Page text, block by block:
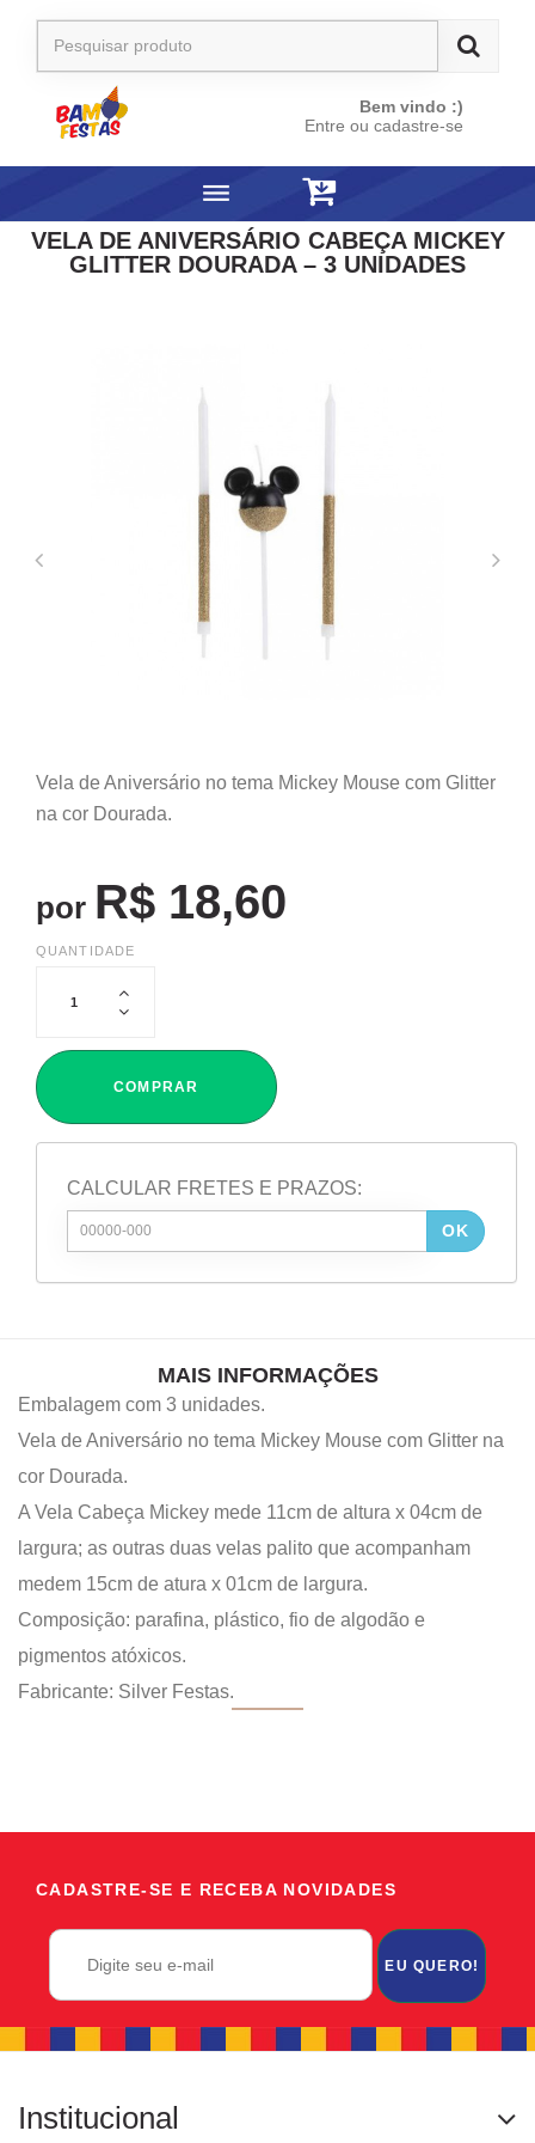
Bem vindo :)
Entre ou cadastre-se
VELA DE ANIVERSÁRIO CABEÇA MICKEY
GLITTER DOURADA – 3 UNIDADES
Vela de Aniversário no tema Mickey Mouse com Glitter
na cor Dourada.
por R$ 18,60
QUANTIDADE
COMPRAR
CALCULAR FRETES E PRAZOS:
OK
MAIS INFORMAÇÕES
Embalagem com 3 unidades.
Vela de Aniversário no tema Mickey Mouse com Glitter na
cor Dourada.
A Vela Cabeça Mickey mede 11cm de altura x 04cm de
largura; as outras duas velas palito que acompanham
medem 15cm de atura x 01cm de largura.
Composição: parafina, plástico, fio de algodão e
pigmentos atóxicos.
Fabricante: Silver Festas.
CADASTRE-SE E RECEBA NOVIDADES
EU QUERO!
Institucional